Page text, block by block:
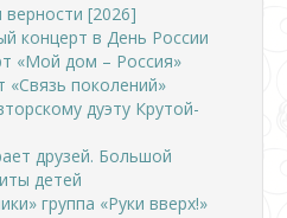
[2026]
концерт в День России
«Мой дом – Россия»
поколений»
дуэту Крутой-
друзей. Большой
детей
группа «Руки вверх!»